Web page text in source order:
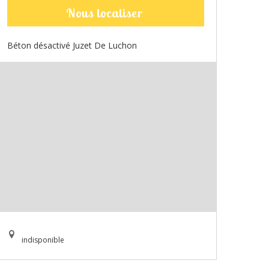
Nous localiser
Béton désactivé Juzet De Luchon
indisponible